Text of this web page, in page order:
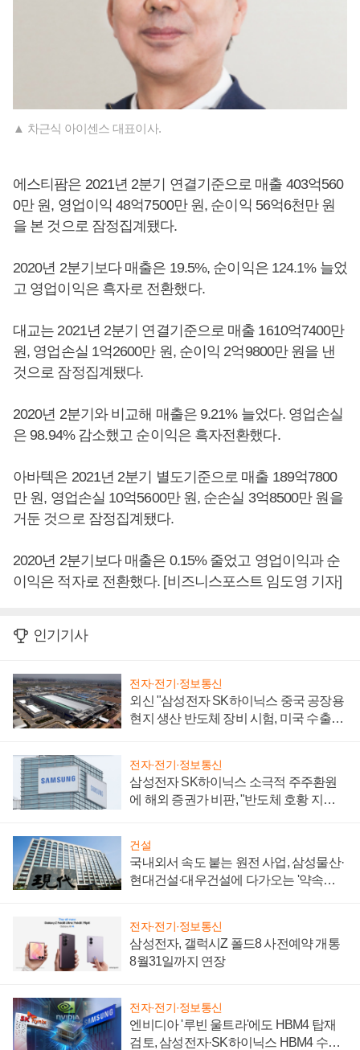
▲ 차근식 아이센스 대표이사.
에스티팜은 2021년 2분기 연결기준으로 매출 403억560
0만 원, 영업이익 48억7500만 원, 순이익 56억6천만 원
을 본 것으로 잠정집계됐다.
2020년 2분기보다 매출은 19.5%, 순이익은 124.1% 늘었
고 영업이익은 흑자로 전환했다.
대교는 2021년 2분기 연결기준으로 매출 1610억7400만
원, 영업손실 1억2600만 원, 순이익 2억9800만 원을 낸
것으로 잠정집계됐다.
2020년 2분기와 비교해 매출은 9.21% 늘었다. 영업손실
은 98.94% 감소했고 순이익은 흑자전환했다.
아바텍은 2021년 2분기 별도기준으로 매출 189억7800
만 원, 영업손실 10억5600만 원, 순손실 3억8500만 원을
거둔 것으로 잠정집계됐다.
2020년 2분기보다 매출은 0.15% 줄었고 영업이익과 순
이익은 적자로 전환했다. [비즈니스포스트 임도영 기자]
인기기사
전자·전기·정보통신
외신 "삼성전자 SK하이닉스 중국 공장용
현지 생산 반도체 장비 시험, 미국 수출통
전자·전기·정보통신
삼성전자 SK하이닉스 소극적 주주환원
에 해외 증권가 비판, "반도체 호황 지속
건설
국내외서 속도 붙는 원전 사업, 삼성물산·
현대건설·대우건설에 다가오는 '약속의
전자·전기·정보통신
삼성전자, 갤럭시Z 폴드8 사전예약 개통
8월31일까지 연장
전자·전기·정보통신
엔비디아 '루빈 울트라'에도 HBM4 탑재
검토, 삼성전자·SK하이닉스 HBM4 수율